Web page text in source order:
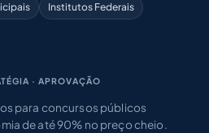
Institutos Federais
· APROVAÇÃO
para concursos públicos
de até 90% no preço cheio.